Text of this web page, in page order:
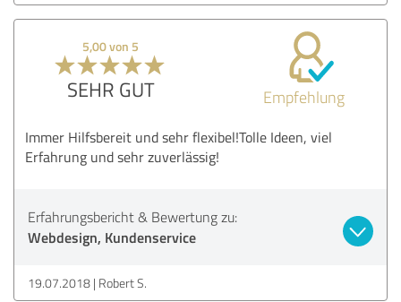
5,00 von 5
SEHR GUT Empfehlung
Immer Hilfsbereit und sehr flexibel!Tolle Ideen, viel
Erfahrung und sehr zuverlässig!
Erfahrungsbericht & Bewertung zu:
Webdesign, Kundenservice
19.07.2018 Robert S.